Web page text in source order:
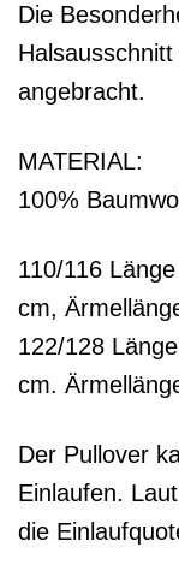
Die
Halsausschnitt
angebracht.
MATERIAL:
100%
110/116
cm,
122/128
cm.
Der Pullover
Einlaufen.
die